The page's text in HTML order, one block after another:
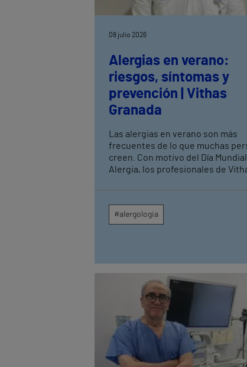
08 julio 2026
Alergias en verano:
riesgos, síntomas y
prevención | Vithas
Granada
Las alergias en verano son más
frecuentes de lo que muchas
creen. Con motivo del Día
Alergia, los profesionales de
procesos alérgicos, durante los
estivales aumentan las consultas
El Dr. Julián López Caballero,
del Hospital Vithas Granada,
cuáles son las alergias más
en verano y destaca la
un diagnóstico precoz para
reacciones graves.
#alergologia